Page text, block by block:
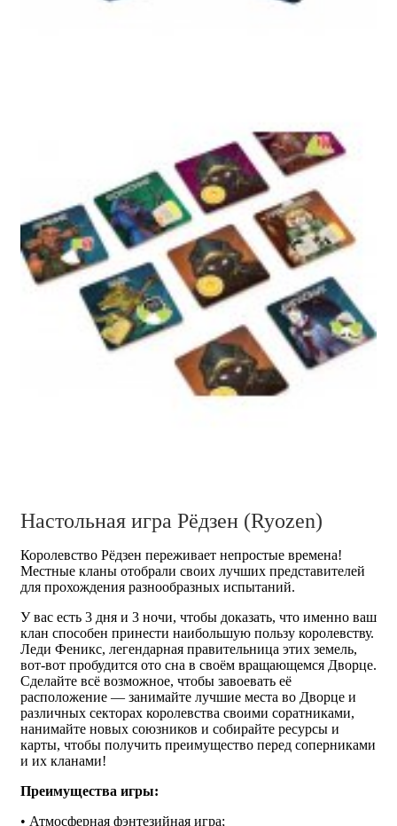
Настольная игра Рёдзен (Ryozen)
Королевство Рёдзен переживает непростые времена!
Местные кланы отобрали своих лучших представителей
для прохождения разнообразных испытаний.
У вас есть 3 дня и 3 ночи, чтобы доказать, что именно ваш
клан способен принести наибольшую пользу королевству.
Леди Феникс, легендарная правительница этих земель,
вот-вот пробудится ото сна в своём вращающемся Дворце.
Сделайте всё возможное, чтобы завоевать её
расположение — занимайте лучшие места во Дворце и
различных секторах королевства своими соратниками,
нанимайте новых союзников и собирайте ресурсы и
карты, чтобы получить преимущество перед соперниками
и их кланами!
Преимущества игры:
• Атмосферная фэнтезийная игра;